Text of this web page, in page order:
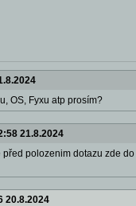
OS, Fyxu atp prosím?
21.8.2024
před polozenim dotazu zde
20.8.2024